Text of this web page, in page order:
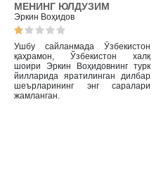
МЕНИНГ ЮЛДУЗИМ
Эркин Воҳидов
Ушбу сайланмада Ўзбекистон
қаҳрамон, Ўзбекистон халқ
шоири Эркин Воҳидовнинг турк
йилларида яратилинган дилбар
шеърларининг энг саралари
жамланган.